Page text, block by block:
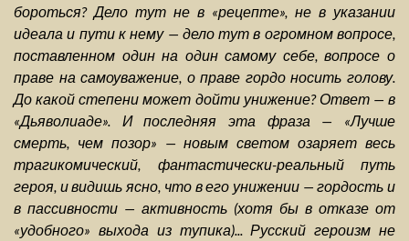
бороться? Дело тут не в «рецепте», не в указании
идеала и пути к нему — дело тут в огромном вопросе,
поставленном один на один самому себе, вопросе о
праве на самоуважение, о праве гордо носить голову.
До какой степени может дойти унижение? Ответ — в
«Дьяволиаде». И последняя эта фраза — «Лучше
смерть, чем позор» — новым светом озаряет весь
трагикомический, фантастически-реальный путь
героя, и видишь ясно, что в его унижении — гордость и
в пассивности — активность (хотя бы в отказе от
«удобного» выхода из тупика)... Русский героизм не